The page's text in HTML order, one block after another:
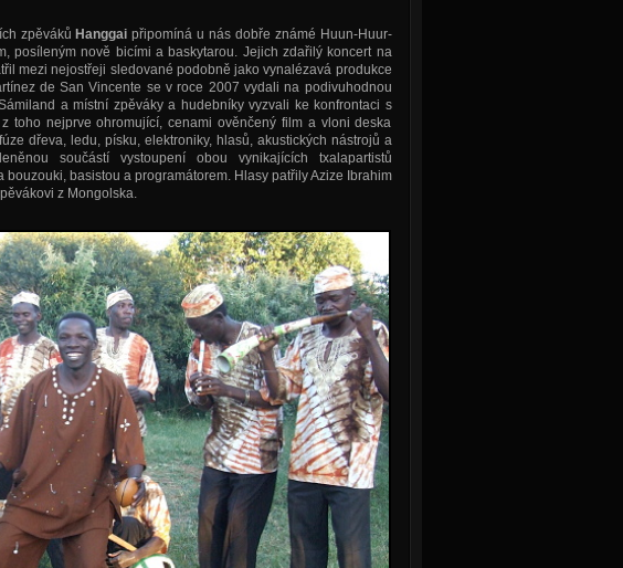
zpěváků Hanggai připomíná u nás dobře známé Huun-Huur-
posíleným nově bicími a baskytarou. Jejich zdařilý koncert na
mezi nejostřeji sledované podobně jako vynalézavá produkce
de San Vincente se v roce 2007 vydali na podivuhodnou
a místní zpěváky a hudebníky vyzvali ke konfrontaci s
toho nejprve ohromující, cenami ověnčený film a vloni deska
dřeva, ledu, písku, elektroniky, hlasů, akustických nástrojů a
součástí vystoupení obou vynikajících txalapartistů
basistou a programátorem. Hlasy patřily Azize Ibrahim
z Mongolska.